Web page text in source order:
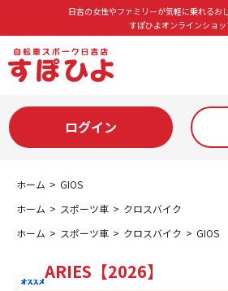
日吉の女性やファミリーが気軽に乗れるお
すぽひよオンラインショ
ログイン
ホーム
GIOS
ホーム
スポーツ車
クロスバイク
ホーム
スポーツ車 クロスバイク GIOS
ARIES【2026】